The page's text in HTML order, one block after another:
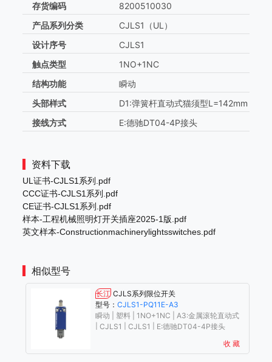
存货编码
8200510030
产品系列分类
CJLS1（UL）
设计序号
CJLS1
触点类型
1NO+1NC
结构功能
瞬动
头部样式
D1:弹簧杆直动式猫须型L=142mm
接线方式
E:德驰DT04-4P接头
资料下载
UL证书-CJLS1系列.pdf
CCC证书-CJLS1系列.pdf
CE证书-CJLS1系列.pdf
样本-工程机械照明灯开关插座2025-1版.pdf
英文样本-Constructionmachinerylightsswitches.pdf
相似型号
长江 CJLS系列限位开关
型号：CJLS1-PQ11E-A3
瞬动 | 塑料 | 1NO+1NC | A3:金属滚轮直动式
| CJLS1 | CJLS1 | E:德驰DT04-4P接头
收 藏